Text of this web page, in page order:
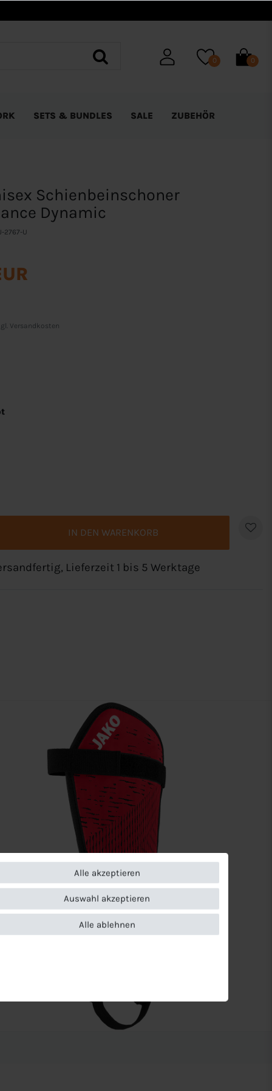
0 0
SETS & BUNDLES SALE ZUBEHÖR
Schienbeinschoner
Dynamic
2767-U
Versandkosten
IN DEN WARENKORB
Lieferzeit 1 bis 5 Werktage
Alle akzeptieren
Alle ablehnen
Auswahl akzeptieren